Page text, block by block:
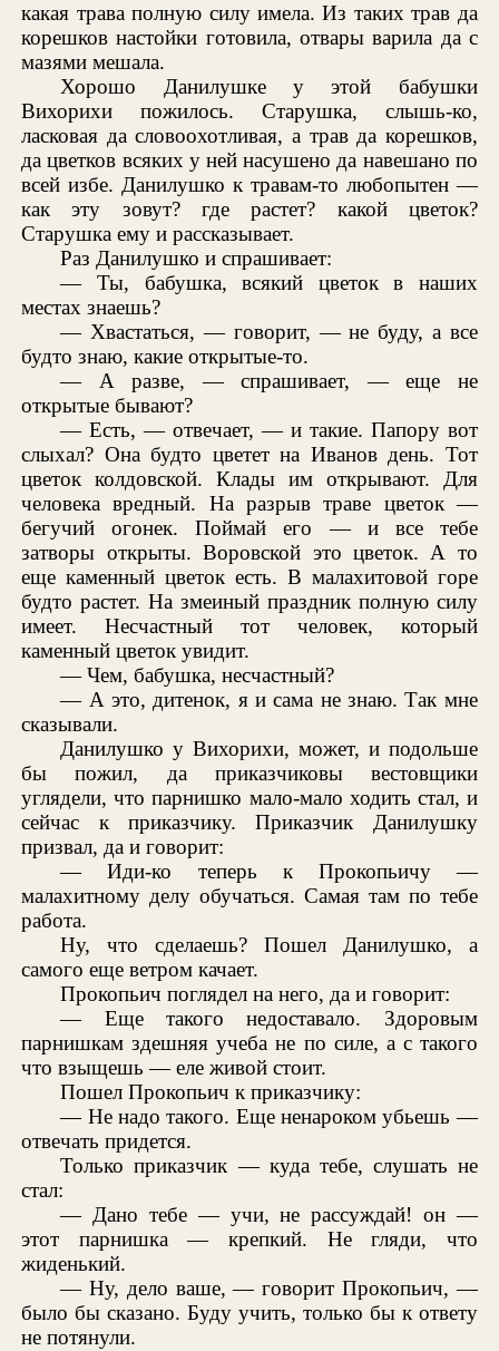
какая трава полную силу имела. Из таких трав да
корешков настойки готовила, отвары варила да с
мазями мешала.
Хорошо Данилушке у этой бабушки
Вихорихи пожилось. Старушка, слышь-ко,
ласковая да словоохотливая, а трав да корешков,
да цветков всяких у ней насушено да навешано по
всей избе. Данилушко к травам-то любопытен —
как эту зовут? где растет? какой цветок?
Старушка ему и рассказывает.
Раз Данилушко и спрашивает:
— Ты, бабушка, всякий цветок в наших
местах знаешь?
— Хвастаться, — говорит, — не буду, а все
будто знаю, какие открытые-то.
— А разве, — спрашивает, — еще не
открытые бывают?
— Есть, — отвечает, — и такие. Папору вот
слыхал? Она будто цветет на Иванов день. Тот
цветок колдовской. Клады им открывают. Для
человека вредный. На разрыв траве цветок —
бегучий огонек. Поймай его — и все тебе
затворы открыты. Воровской это цветок. А то
еще каменный цветок есть. В малахитовой горе
будто растет. На змеиный праздник полную силу
имеет. Несчастный тот человек, который
каменный цветок увидит.
— Чем, бабушка, несчастный?
— А это, дитенок, я и сама не знаю. Так мне
сказывали.
Данилушко у Вихорихи, может, и подольше
бы пожил, да приказчиковы вестовщики
углядели, что парнишко мало-мало ходить стал, и
сейчас к приказчику. Приказчик Данилушку
призвал, да и говорит:
— Иди-ко теперь к Прокопьичу —
малахитному делу обучаться. Самая там по тебе
работа.
Ну, что сделаешь? Пошел Данилушко, а
самого еще ветром качает.
Прокопьич поглядел на него, да и говорит:
— Еще такого недоставало. Здоровым
парнишкам здешняя учеба не по силе, а с такого
что взыщешь — еле живой стоит.
Пошел Прокопьич к приказчику:
— Не надо такого. Еще ненароком убьешь —
отвечать придется.
Только приказчик — куда тебе, слушать не
стал:
— Дано тебе — учи, не рассуждай! он —
этот парнишка — крепкий. Не гляди, что
жиденький.
— Ну, дело ваше, — говорит Прокопьич, —
было бы сказано. Буду учить, только бы к ответу
не потянули.